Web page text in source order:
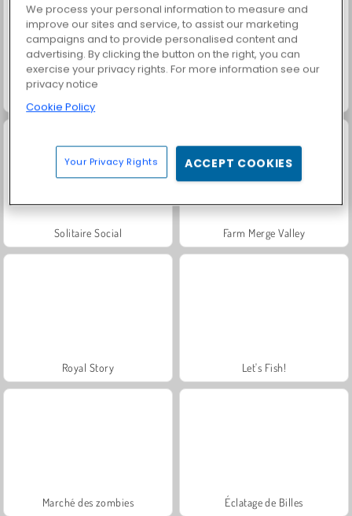
Solitaire Social Farm Merge Valley
Royal Story Let's Fish!
Marché des zombies Éclatage de Billes
We process your personal information to measure and
improve our sites and service, to assist our marketing
campaigns and to provide personalised content and
advertising. By clicking the button on the right, you can
exercise your privacy rights. For more information see our
privacy notice
Cookie Policy
Your Privacy Rights ACCEPT COOKIES